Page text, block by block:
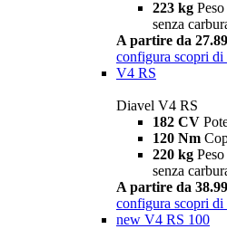
223 kg
senza
A partire da
configura scopri di
V4 RS
Diavel V4 RS
182 CV
120 Nm
220 kg
senza
A partire da
configura scopri di
new V4 RS 100